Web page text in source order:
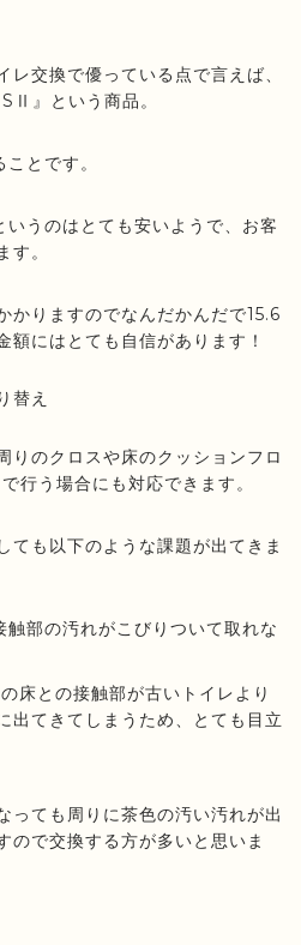
交換で優っている点で言えば、
』という商品。
とです。
うのはとても安いようで、お客
す。
かりますのでなんだかんだで15.6
額にはとても自信があります！
替え
りのクロスや床のクッションフロ
行う場合にも対応できます。
ても以下のような課題が出てきま
部の汚れがこびりついて取れな
床との接触部が古いトイレより
出てきてしまうため、とても目立
っても周りに茶色の汚い汚れが出
ので交換する方が多いと思いま